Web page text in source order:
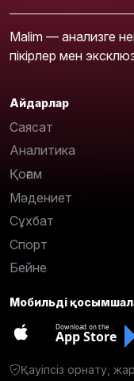
Malim — анализге
пікірлер мен
Айдарлар
Саясат
Аналитика
Қоғам
Мәдениет
Сұхбат
Спорт
Бейне
Мобильді
Download on the
App Store
Қауіпсіз орнату,